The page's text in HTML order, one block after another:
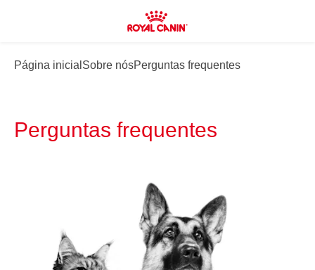
Página inicial Sobre nósPerguntas frequentes
Perguntas frequentes